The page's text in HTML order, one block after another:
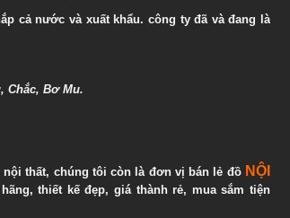
cả nước và xuất khẩu. công ty đã và đang là
Chắc,Bơ Mu.
nội thất, chúng tôi còn là đơn vị bán lẻ đồ NỘI
thiết kế đẹp, giá thành rẻ, mua sắm tiện